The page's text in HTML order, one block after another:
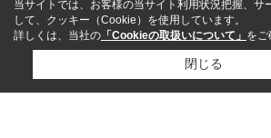
当サイトでは、お客様の当サイト利用状況把握、サ
して、クッキー（Cookie）を使用しています。
詳しくは、当社の 「Cookieの取扱いについて」 をご
閉じる